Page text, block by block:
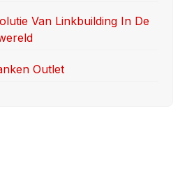
Van Linkbuilding In De
Outlet